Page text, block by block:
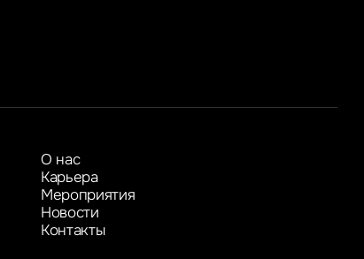
О нас
Карьера
Мероприятия
Новости
Контакты